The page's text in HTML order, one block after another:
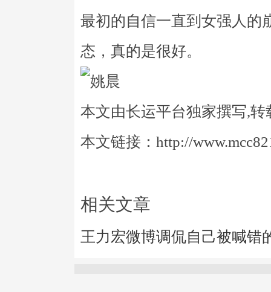
最初的自信一直到女强人的
态，真的是很好。
本文由长运平台独家撰写,转
本文链接：http://
相关文章
王力宏微博调侃自己被喊错